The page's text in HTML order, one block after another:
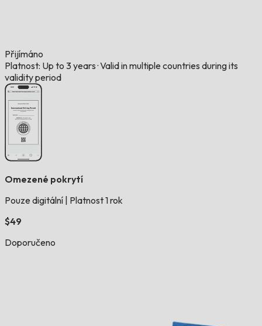
Přijímáno
Platnost: Up to 3 years ·Valid in multiple countries during its
validity period
Omezené pokrytí
Pouze digitální Platnost 1 rok
$49
Doporučeno